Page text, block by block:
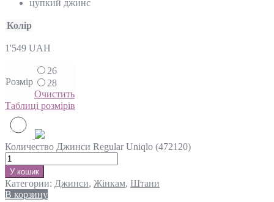
цупкий джинс
Колір
1'549 UAH
Розмір
26
28
Очистить
Таблиці розмірів
Количество Джинси Regular Uniqlo (472120)
У кошик
Категории: Джинси, Жінкам, Штани
В корзину